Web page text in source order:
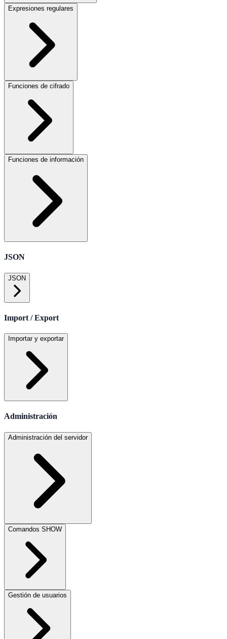
Expresiones regulares
Funciones de cifrado
Funciones de información
JSON
JSON
Import / Export
Importar y exportar
Administración
Administración del servidor
Comandos SHOW
Gestión de usuarios